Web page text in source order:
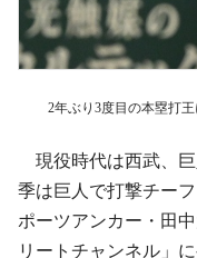
2年ぶり3度目の本塁打
現役時代は西武、巨
季は巨人で打撃チー
ポーツアンカー・田
リートチャンネル」に